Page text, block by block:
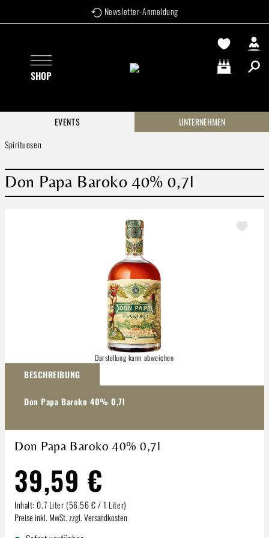
Zum Hauptinhalt springenVersandkostenfrei ab 99 €
Newsletter-Anmeldung
SHOP Warenkorb
EVENTS
UNTERNEHMEN
Spirituosen
Don Papa Baroko 40% 0,7l
Darstellung kann abweichen
BESCHREIBUNG
Don Papa Baroko 40% 0,7l
Don Papa Baroko 40% 0,7l
39,59 €
Inhalt: 0.7 Liter (56,56 € / 1 Liter)
Preise inkl. MwSt. zzgl. Versandkosten